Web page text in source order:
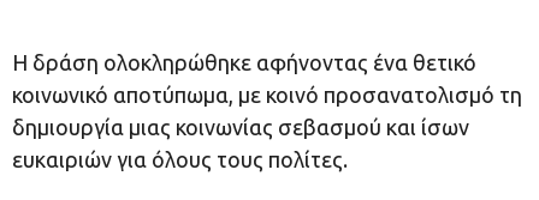
Η δράση ολοκληρώθηκε αφήνοντας ένα θετικό
κοινωνικό αποτύπωμα, με κοινό προσανατολισμό τη
δημιουργία μιας κοινωνίας σεβασμού και ίσων
ευκαιριών για όλους τους πολίτες.